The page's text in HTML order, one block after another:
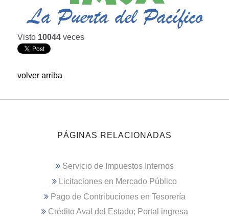
Visto 10044 veces
volver arriba
PÁGINAS RELACIONADAS
Servicio de Impuestos Internos
Licitaciones en Mercado Público
Pago de Contribuciones en Tesorería
Crédito Aval del Estado; Portal ingresa